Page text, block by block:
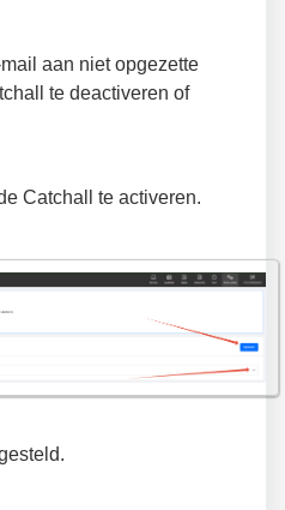
aan niet opgezette
te deactiveren of
Catchall te activeren.